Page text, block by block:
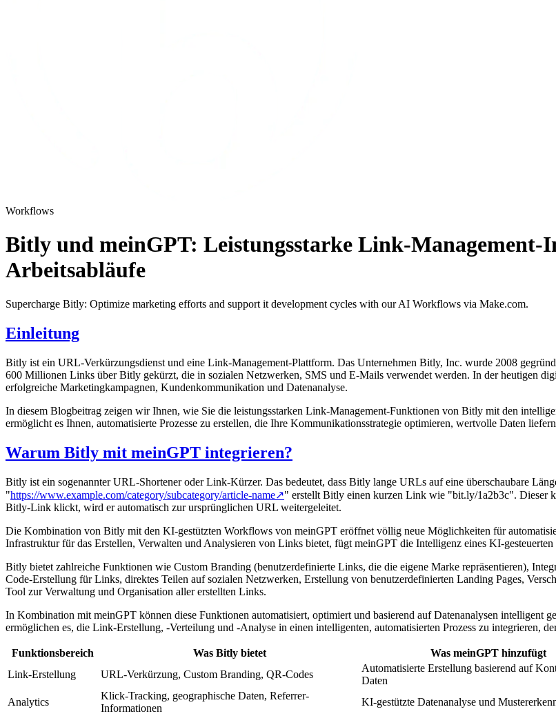
Workflows
Bitly und meinGPT: Leistungsstarke Link-
Arbeitsabläufe
Supercharge Bitly: Optimize marketing efforts and support it development cycles with our AI Workflows via Make.com.
Einleitung
Bitly ist ein URL-Verkürzungsdienst und eine Link-Management-Plattform. Das Unternehmen Bitly, Inc. wurde 2008
600 Millionen Links über Bitly gekürzt, die in sozialen Netzwerken, SMS und E-Mails verwendet werden. In der heutigen
erfolgreiche Marketingkampagnen, Kundenkommunikation und Datenanalyse.
In diesem Blogbeitrag zeigen wir Ihnen, wie Sie die leistungsstarken Link-Management-Funktionen von Bitly mit den
ermöglicht es Ihnen, automatisierte Prozesse zu erstellen, die Ihre Kommunikationsstrategie optimieren, wertvolle Daten
Warum Bitly mit meinGPT integrieren?
Bitly ist ein sogenannter URL-Shortener oder Link-Kürzer. Das bedeutet, dass Bitly lange URLs auf eine überschaubare
"https://www.example.com/category/subcategory/article-name↗" erstellt Bitly einen kurzen Link wie "bit.ly/1a2b3c". Dieser
Bitly-Link klickt, wird er automatisch zur ursprünglichen URL weitergeleitet.
Die Kombination von Bitly mit den KI-gestützten Workflows von meinGPT eröffnet völlig neue Möglichkeiten für
Infrastruktur für das Erstellen, Verwalten und Analysieren von Links bietet, fügt meinGPT die Intelligenz eines KI-gesteuerten
Bitly bietet zahlreiche Funktionen wie Custom Branding (benutzerdefinierte Links, die die eigene Marke repräsentieren),
Code-Erstellung für Links, direktes Teilen auf sozialen Netzwerken, Erstellung von benutzerdefinierten Landing Pages,
Tool zur Verwaltung und Organisation aller erstellten Links.
In Kombination mit meinGPT können diese Funktionen automatisiert, optimiert und basierend auf Datenanalysen
ermöglichen es, die Link-Erstellung, -Verteilung und -Analyse in einen intelligenten, automatisierten Prozess zu integrieren,
Funktionsbereich Was Bitly bietet Was meinGPT hinzufügt
Link-Erstellung
URL-Verkürzung, Custom Branding, QR-Codes
Automatisierte Erstellung basierend auf
Daten
Analytics
Klick-Tracking, geographische Daten, Referrer-
Informationen
KI-gestützte Datenanalyse und